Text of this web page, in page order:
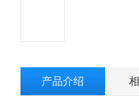
产品介绍